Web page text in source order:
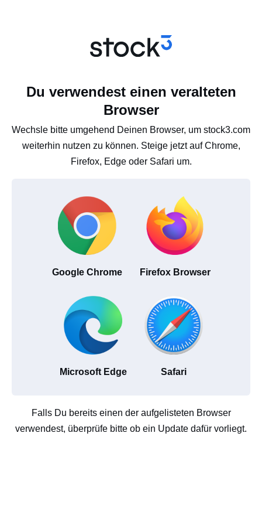
Du verwendest einen veralteten
Browser
Wechsle bitte umgehend Deinen Browser, um stock3.com
weiterhin nutzen zu können. Steige jetzt auf Chrome,
Firefox, Edge oder Safari um.
Google Chrome Firefox Browser
Microsoft Edge Safari
Falls Du bereits einen der aufgelisteten Browser
verwendest, überprüfe bitte ob ein Update dafür vorliegt.